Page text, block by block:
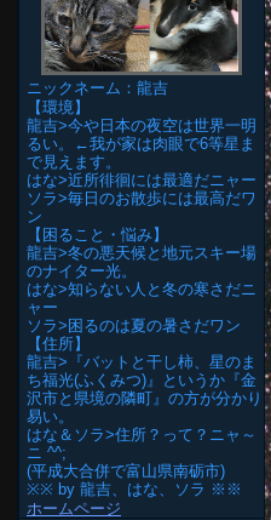
ニックネーム：龍吉
【環境】
龍吉>今や日本の夜空は世界一明
るい。←我が家は肉眼で6等星ま
で見えます。
はな>近所徘徊には最適だニャー
ソラ>毎日のお散歩には最高だワ
ン
【困ること・悩み】
龍吉>冬の悪天候と地元スキー場
のナイター光。
はな>知らない人と冬の寒さだニ
ャー
ソラ>困るのは夏の暑さだワン
【住所】
龍吉>『バットと干し柿、星のま
ち福光(ふくみつ)』というか『金
沢市と県境の隣町』の方が分かり
易い。
はな＆ソラ>住所？って？ニャ～
ニ ^^;
(平成大合併で富山県南砺市)
※※ by 龍吉、はな、ソラ ※※
ホームページ